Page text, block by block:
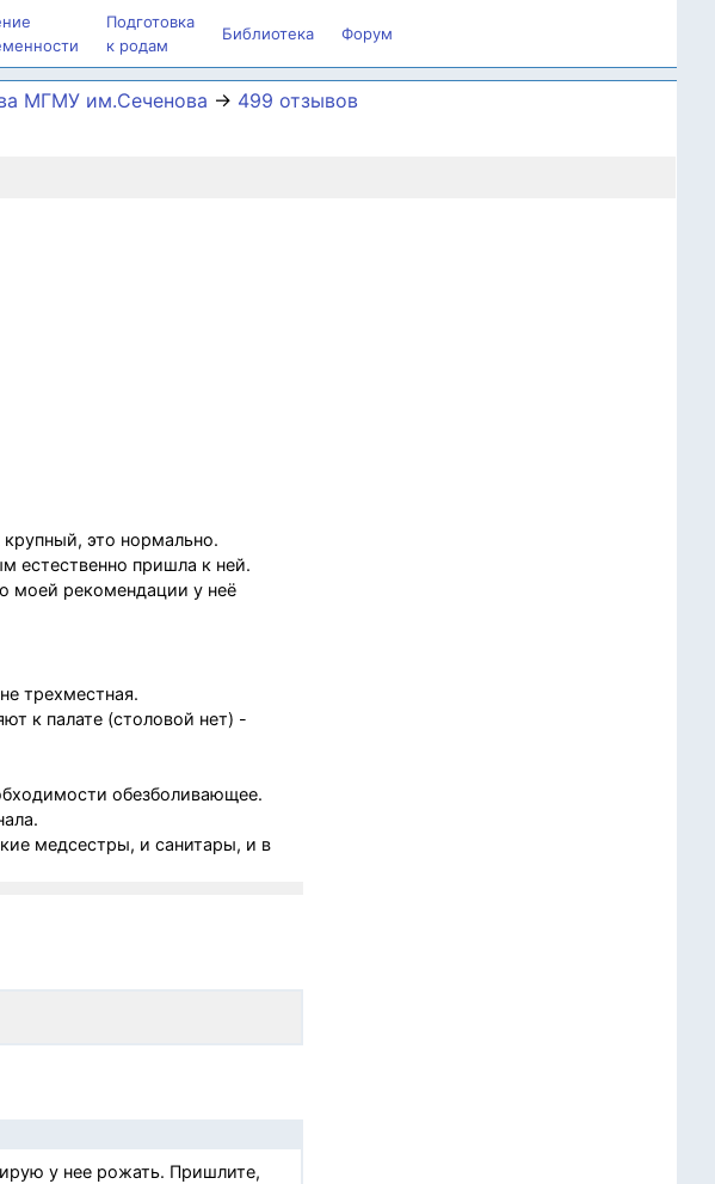
Подготовка
к родам
Библиотека Форум
МГМУ им.Сеченова → 499 отзывов
это нормально.
естественно пришла к ней.
моей рекомендации у неё
трехместная.
к палате (столовой нет) -
обезболивающее.
медсестры, и санитары, и в
у нее рожать. Пришлите,